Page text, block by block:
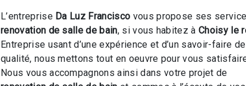
L’entreprise Da Luz Francisco vous propose ses
renovation de salle de bain, si vous habitez àChoisy le
Entreprise usant d’une expérience et d’un savoir-faire de
qualité, nous mettons tout en oeuvre pour vous
Nous vous accompagnons ainsi dans votre projet de